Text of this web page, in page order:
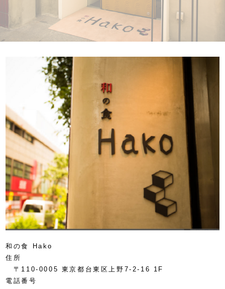
和の食 Hako
住所
〒110-0005 東京都台東区上野7-2-16 1F
電話番号